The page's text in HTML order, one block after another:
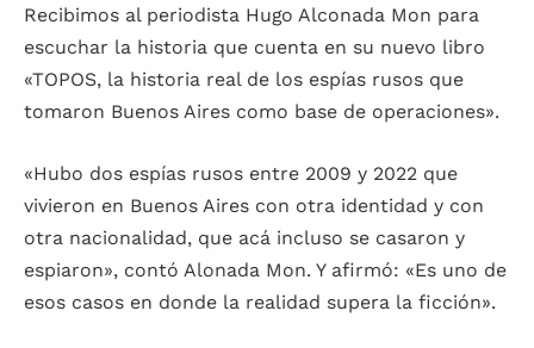
Recibimos al periodista Hugo Alconada Mon para
escuchar la historia que cuenta en su nuevo libro
«TOPOS, la historia real de los espías rusos que
tomaron Buenos Aires como base de operaciones».
«Hubo dos espías rusos entre 2009 y 2022 que
vivieron en Buenos Aires con otra identidad y con
otra nacionalidad, que acá incluso se casaron y
espiaron», contó Alonada Mon. Y afirmó: «Es uno de
esos casos en donde la realidad supera la ficción».